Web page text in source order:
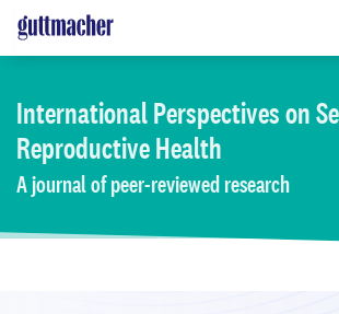
Skip
to
content
International Perspectiveson
Reproductive Health
A journal of peer-reviewed research